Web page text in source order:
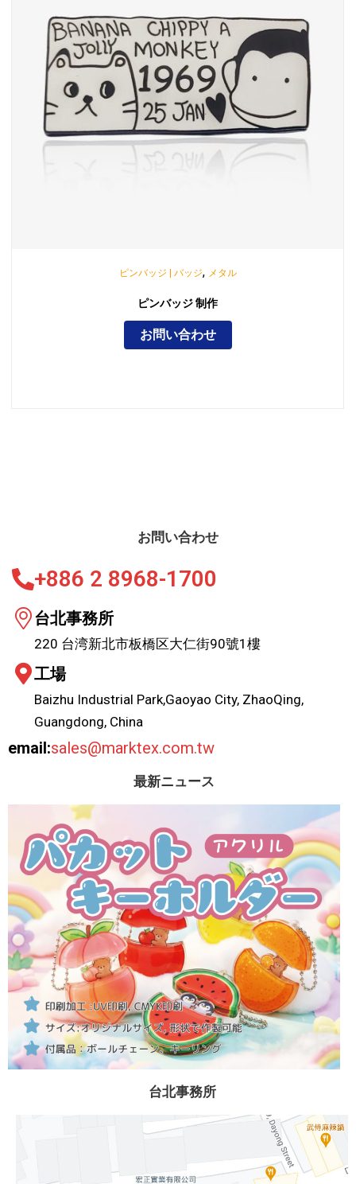
ピンバッジ | バッジ, メタル
ピンバッジ 制作
お問い合わせ
お問い合わせ
+886 2 8968-1700
台北事務所
220 台湾新北市板橋区大仁街90號1樓
工場
Baizhu Industrial Park,Gaoyao City, ZhaoQing,
Guangdong, China
email:sales@marktex.com.tw
最新ニュース
台北事務所